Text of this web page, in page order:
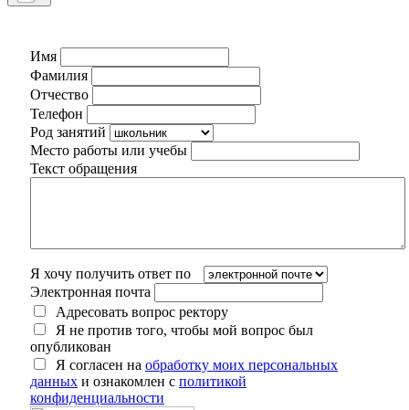
Имя
Фамилия
Отчество
Телефон
Род занятий
Место работы или учебы
Текст обращения
Я хочу получить ответ по
Электронная почта
Адресовать вопрос ректору
Я не против того, чтобы мой вопрос был
опубликован
Я согласен на обработку моих персональных
данных и ознакомлен с политикой
конфиденциальности